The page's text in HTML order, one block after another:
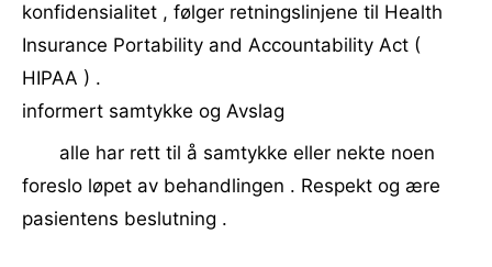
konfidensialitet , følger retningslinjene til Health
Insurance Portability and Accountability Act (
HIPAA ) .
informert samtykke og Avslag
alle har rett til å samtykke eller nekte noen
foreslo løpet av behandlingen . Respekt og ære
pasientens beslutning .